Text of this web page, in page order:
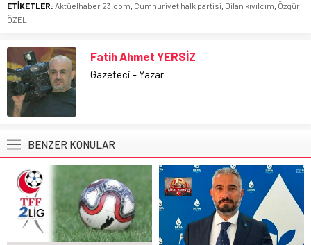
ETİKETLER: Aktüelhaber 23.com Cumhuriyet halk partisi Dilan kıvılcım Özgür
ÖZEL
Fatih Ahmet YERSİZ
Gazeteci - Yazar
BENZER KONULAR